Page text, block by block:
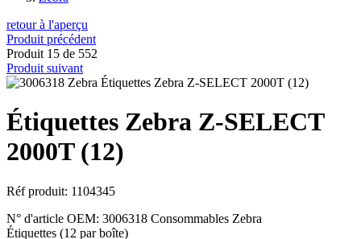
retour à l'aperçu
Produit précédent
Produit 15 de 552
Produit suivant
Étiquettes Zebra Z-SELECT
2000T (12)
Réf produit: 1104345
N° d'article OEM: 3006318 Consommables Zebra
Étiquettes (12 par boîte)